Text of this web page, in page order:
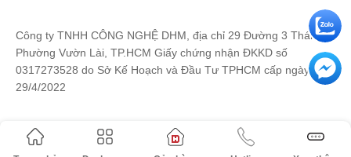
Công ty TNHH CÔNG NGHỆ DHM, địa chỉ 29 Đường 3 Tháng 2,
Phường Vườn Lài, TP.HCM Giấy chứng nhận ĐKKD số
0317273528 do Sở Kế Hoạch và Đầu Tư TPHCM cấp ngày
29/4/2022